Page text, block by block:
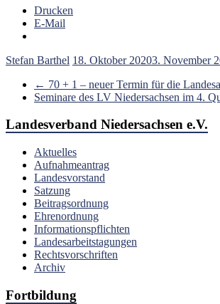
Drucken
E-Mail
Stefan Barthel 18. Oktober 20203. November
← 70 + 1 – neuer Termin für die
Seminare des LV Niedersachsen im 4.
Landesverband Niedersachsen e.V.
Aktuelles
Aufnahmeantrag
Landesvorstand
Satzung
Beitragsordnung
Ehrenordnung
Informationspflichten
Landesarbeitstagungen
Rechtsvorschriften
Archiv
Fortbildung